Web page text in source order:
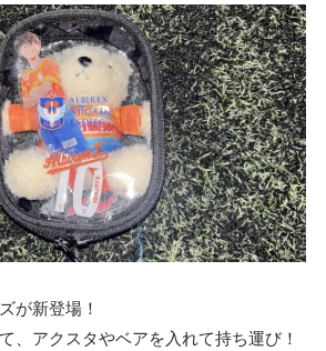
が新登場！
、アクスタやベアを入れて持ち運び！